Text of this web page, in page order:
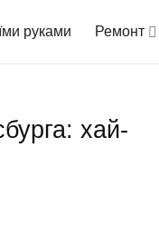
руками Ремонт
хай-